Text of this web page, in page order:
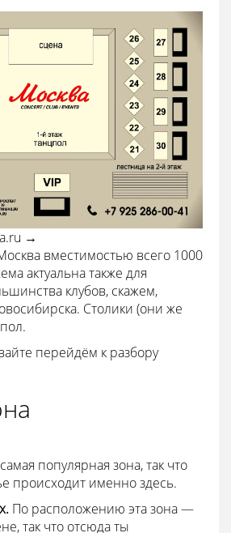
→
вместимостью всего 1000
актуальна также для
клубов, скажем,
Столики (они же
перейдём к разбору
популярная зона, так что
происходит именно здесь.
По расположению эта зона —
так что отсюда ты